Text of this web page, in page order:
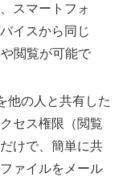
スマートフォ
イスから同じ
閲覧が可能で
他の人と共有した
セス権限（閲覧
けで、簡単に共
ァイルをメール